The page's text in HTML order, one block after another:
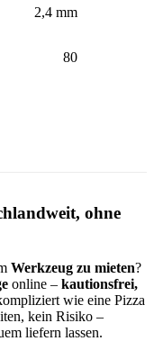
2,4 mm
80
ohne
Werkzeug zu mieten?
online – kautionsfrei,
wie eine Pizza
kein Risiko –
liefern lassen.